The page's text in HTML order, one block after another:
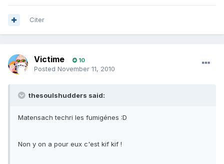
Citer
Victime 10
Posted November 11, 2010
thesoulshudders said:
Matensach techri les fumigénes :D
Non y on a pour eux c'est kif kif !